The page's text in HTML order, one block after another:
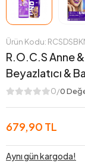
Ürün Kodu:
R.O.C.S Anne
Beyazlatıcı &
0/0
679,90 TL
Aynı gün kargoda!